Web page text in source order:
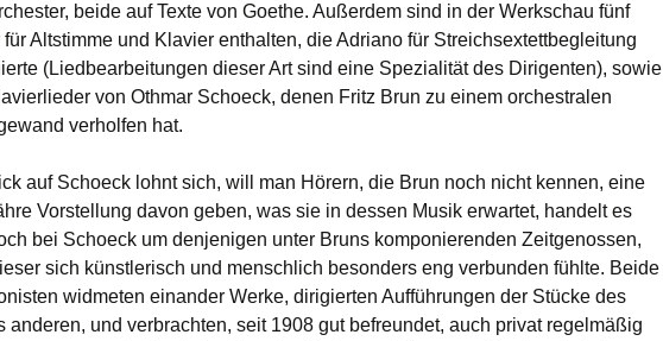
beide auf Texte von Goethe. Außerdem sind in der Werkschau fünf
für Altstimme und Klavier enthalten, die Adriano für Streichsextettbegleitung
(Liedbearbeitungen dieser Art sind eine Spezialität des Dirigenten), sowie
von Othmar Schoeck, denen Fritz Brun zu einem orchestralen
verholfen hat.
auf Schoeck lohnt sich, will man Hörern, die Brun noch nicht kennen, eine
Vorstellung davon geben, was sie in dessen Musik erwartet, handelt es
bei Schoeck um denjenigen unter Bruns komponierenden Zeitgenossen,
sich künstlerisch und menschlich besonders eng verbunden fühlte. Beide
widmeten einander Werke, dirigierten Aufführungen der Stücke des
anderen, und verbrachten, seit 1908 gut befreundet, auch privat regelmäßig